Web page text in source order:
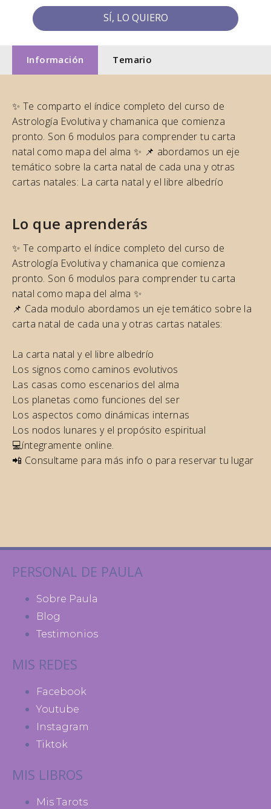
Información Temario
✨ Te comparto el índice completo del curso de
Astrología Evolutiva y chamanica que comienza
pronto. Son 6 modulos para comprender tu carta
natal como mapa del alma ✨ 📌 abordamos un eje
temático sobre la carta natal de cada una y otras
cartas natales: La carta natal y el libre albedrío
Lo que aprenderás
✨ Te comparto el índice completo del curso de
Astrología Evolutiva y chamanica que comienza
pronto. Son 6 modulos para comprender tu carta
natal como mapa del alma ✨
📌 Cada modulo abordamos un eje temático sobre la
carta natal de cada una y otras cartas natales:
La carta natal y el libre albedrío
Los signos como caminos evolutivos
Las casas como escenarios del alma
Los planetas como funciones del ser
Los aspectos como dinámicas internas
Los nodos lunares y el propósito espiritual
💻íntegramente online.
📲 Consultame para más info o para reservar tu lugar
SÍ, LO QUIERO
PERSONAL DE PAULA
Sobre Paula
Blog
Testimonios
MIS REDES
Facebook
Youtube
Instagram
Tiktok
MIS LIBROS
Mis Tarots